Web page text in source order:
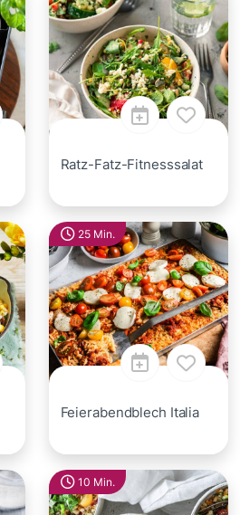
Ratz-Fatz-Fitnesssalat
25 Min.
Feierabendblech Italia
10 Min.